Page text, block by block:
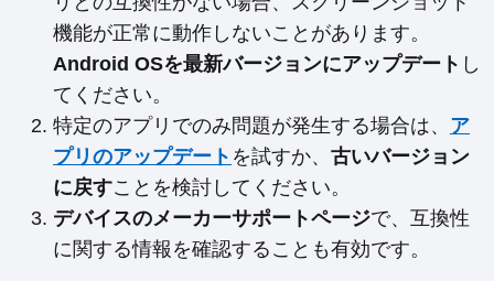
機能が正常に動作しないことがあります。
Android OSを最新バージョンにアップデート し
てください。
特定のアプリでのみ問題が発生する場合は、 ア
プリのアップデート を試すか、 古いバージョン
に戻すことを検討してください。
デバイスのメーカーサポートページで、互換性
に関する情報を確認することも有効です。